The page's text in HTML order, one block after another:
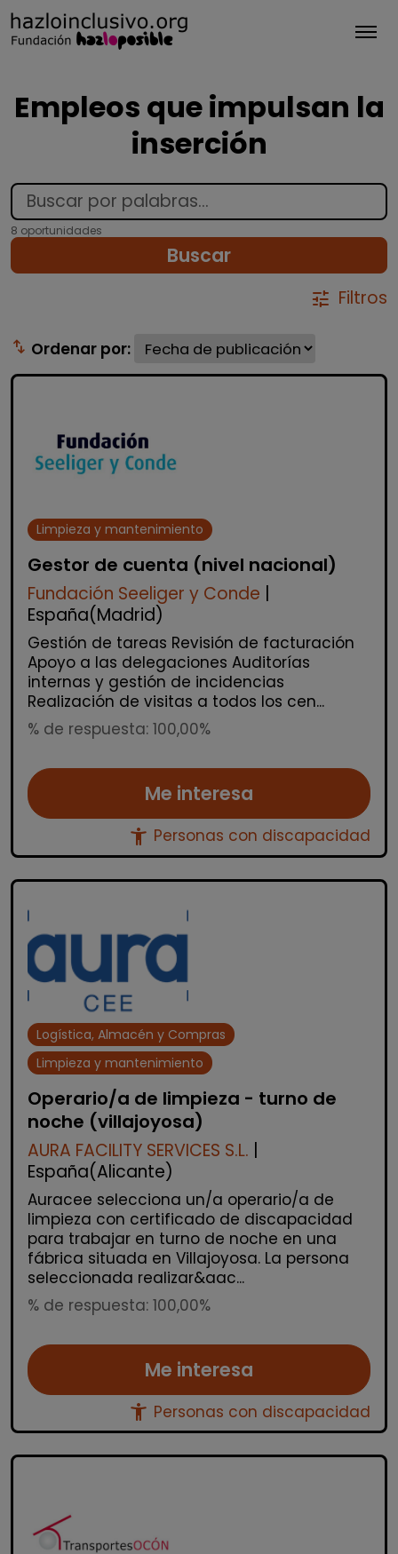
Empleos que impulsan la
inserción
8 oportunidades
Buscar
tune Filtros
swap_vert Ordenar por:
Limpieza y mantenimiento
Gestor de cuenta (nivel nacional)
Fundación Seeliger y Conde
España(Madrid)
Gestión de tareas Revisión de facturación
Apoyo a las delegaciones Auditorías
internas y gestión de incidencias
Realización de visitas a todos los cen...
% de respuesta: 100,00%
Me interesa
accessibility_new Personas con discapacidad
Logística, Almacén y Compras
Limpieza y mantenimiento
Operario/a de limpieza - turno de
noche (villajoyosa)
AURA FACILITY SERVICES S.L.
España(Alicante)
Auracee selecciona un/a operario/a de
limpieza con certificado de discapacidad
para trabajar en turno de noche en una
fábrica situada en Villajoyosa. La persona
seleccionada realizar&aac...
% de respuesta: 100,00%
Me interesa
accessibility_new Personas con discapacidad